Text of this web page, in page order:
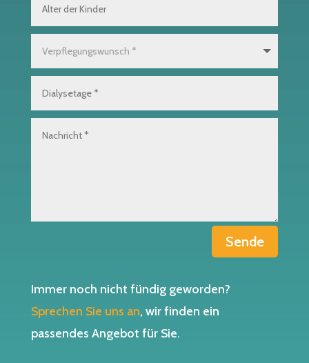
Sende
Immer noch nicht fündig geworden?
Sprechen Sie uns an, wir finden ein
passendes Angebot für Sie.